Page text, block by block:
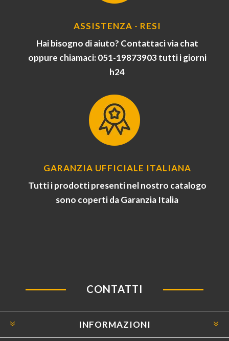
ASSISTENZA - RESI
Hai bisogno di aiuto? Contattaci via chat
oppure chiamaci: 051-19873903 tutti i giorni
h24
GARANZIA UFFICIALE ITALIANA
Tutti i prodotti presenti nel nostro catalogo
sono coperti da Garanzia Italia
CONTATTI
INFORMAZIONI